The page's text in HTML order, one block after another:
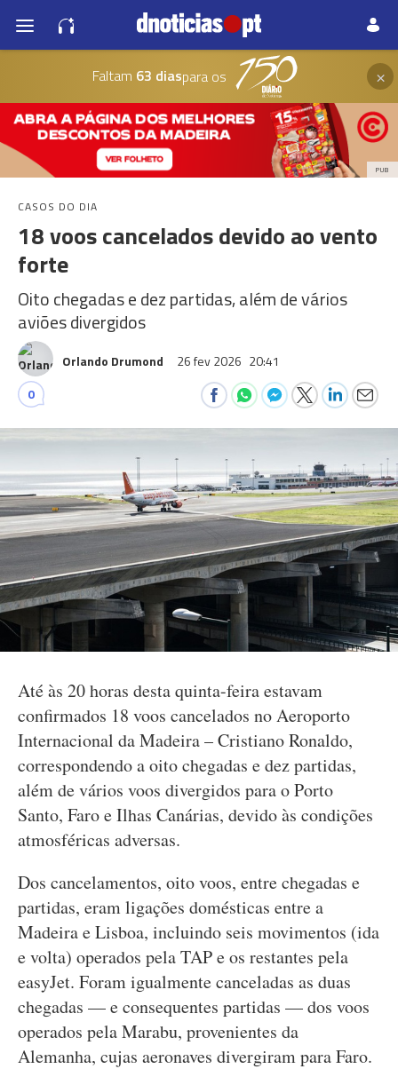
Faltam 63 diaspara os ×
PUB
CASOS DO DIA
18 voos cancelados devido ao vento
forte
Oito chegadas e dez partidas, além de vários
aviões divergidos
Orlando Drumond 26 fev 2026 20:41
0
Até às 20 horas desta quinta-feira estavam
confirmados 18 voos cancelados no Aeroporto
Internacional da Madeira – Cristiano Ronaldo,
correspondendo a oito chegadas e dez partidas,
além de vários voos divergidos para o Porto
Santo, Faro e Ilhas Canárias, devido às condições
atmosféricas adversas.
Dos cancelamentos, oito voos, entre chegadas e
partidas, eram ligações domésticas entre a
Madeira e Lisboa, incluindo seis movimentos (ida
e volta) operados pela TAP e os restantes pela
easyJet. Foram igualmente canceladas as duas
chegadas — e consequentes partidas — dos voos
operados pela Marabu, provenientes da
Alemanha, cujas aeronaves divergiram para Faro.